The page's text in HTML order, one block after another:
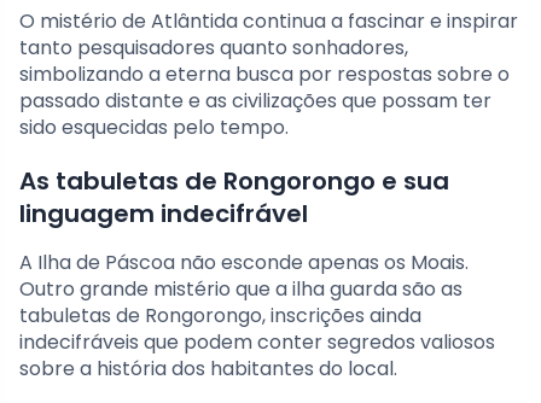
O mistério de Atlântida continua a fascinar e inspirar
tanto pesquisadores quanto sonhadores,
simbolizando a eterna busca por respostas sobre o
passado distante e as civilizações que possam ter
sido esquecidas pelo tempo.
As tabuletas de Rongorongo e sua
linguagem indecifrável
A Ilha de Páscoa não esconde apenas os Moais.
Outro grande mistério que a ilha guarda são as
tabuletas de Rongorongo, inscrições ainda
indecifráveis que podem conter segredos valiosos
sobre a história dos habitantes do local.